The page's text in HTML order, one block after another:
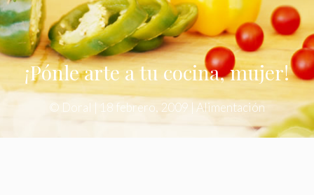
¡Pónle arte a tu cocina, mujer!
© Doral 18 febrero, 2009 Alimentación